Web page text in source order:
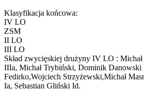
Klasyfikacja końcowa:
IV LO
ZSM
II LO
III LO
Skład zwycięskiej drużyny IV LO :
IIIa, Michał Trybiński, Dominik Danowski
Fedirko,Wojciech Strzyżewski,Michał
Ia, Sebastian Gliński Id.